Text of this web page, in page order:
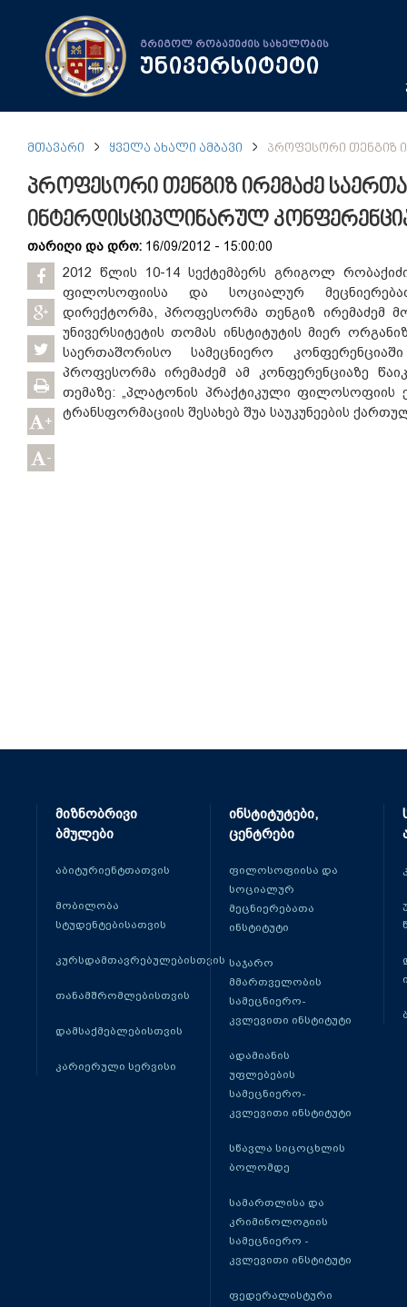
გრიგოლ რობაქიძის სახელობის
უნივერსიტეტი
ᲛᲗᲐᲕᲐᲠᲘ ᲧᲕᲔᲚᲐ ᲐᲮᲐᲚᲘ ᲐᲛᲑᲐᲕᲘ ᲞᲠᲝᲤᲔᲡᲝᲠᲘ ᲗᲔᲜᲒᲘᲖ
პროფესორი თენგიზ ირემაძე
ინტერდისციპლინარულ
თარიღი და დრო: 16/09/2012 - 15:00:00
+
-
2012 წლის 10-14 სექტემბერს გრიგოლ
ფილოსოფიისა და სოციალურ
დირექტორმა, პროფესორმა თენგიზ ირემაძემ
უნივერსიტეტის თომას ინსტიტუტის მიერ
საერთაშორისო სამეცნიერო
პროფესორმა ირემაძემ ამ კონფერენციაზე
თემაზე: „პლატონის პრაქტიკული ფილოსოფიის
ტრანსფორმაციის შესახებ შუა საუკუნეების
მიზნობრივი
ბმულები
აბიტურიენტთათვის
მობილობა
სტუდენტებისათვის
კურსდამთავრებულებისთვის
თანამშრომლებისთვის
დამსაქმებლებისთვის
კარიერული სერვისი
ინსტიტუტები,
ცენტრები
ფილოსოფიისა და
სოციალურ
მეცნიერებათა
ინსტიტუტი
საჯარო
მმართველობის
სამეცნიერო-
კვლევითი ინსტიტუტი
ადამიანის
უფლებების
სამეცნიერო-
კვლევითი ინსტიტუტი
სწავლა სიცოცხლის
ბოლომდე
სამართლისა და
კრიმინოლოგიის
სამეცნიერო -
კვლევითი ინსტიტუტი
ფედერალისტური